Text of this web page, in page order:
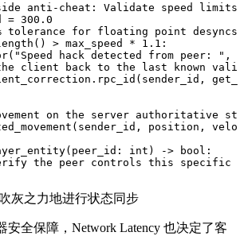
anti-cheat: Validate speed limits
= 300.0
tolerance for floating point desyncs
> max_speed * 1.1:
hack detected from peer: ",
client back to the last known
on the server authoritative
position,
int) -> bool:
the peer controls this specific
灰之力地进行状态同步
安全保障，Network Latency 也决定了客